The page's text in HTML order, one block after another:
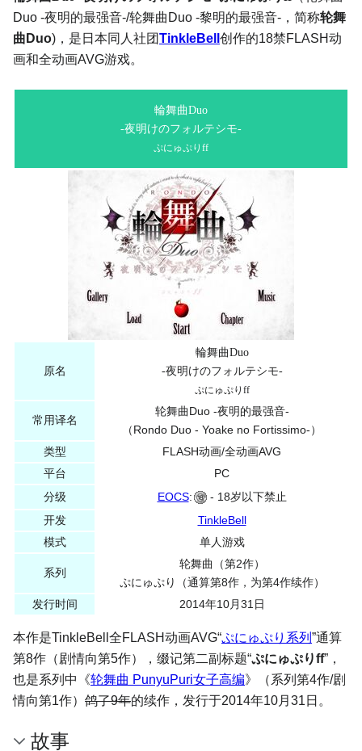
Duo -夜明的最强音-/轮舞曲Duo -黎明的最强音-，简称轮舞
曲Duo)，是日本同人社团TinkleBell 创作的18禁FLASH动
画和全动画AVG游戏。
輪舞曲Duo
-夜明けのフォルテシモ-
ぷにゅぷりff
原名
輪舞曲Duo
-夜明けのフォルテシモ-
ぷにゅぷりff
常用译名
轮舞曲Duo -夜明的最强音-
（Rondo Duo - Yoake no Fortissimo-）
类型
FLASH动画/全动画AVG
平台
PC
分级
EOCS:
- 18岁以下禁止
开发
TinkleBell
模式
单人游戏
系列
轮舞曲（第2作）
ぷにゅぷり（通算第8作，为第4作续作）
发行时间
2014年10月31日
本作是TinkleBell全FLASH动画AVG“ぷにゅぷり系列 ”通算
第8作（剧情向第5作），缀记第二副标题“ぷにゅぷりff”，
也是系列中《轮舞曲 PunyuPuri女子高编》（系列第4作/剧
情向第1作） 鸽了9年的续作，发行于2014年10月31日。
故事